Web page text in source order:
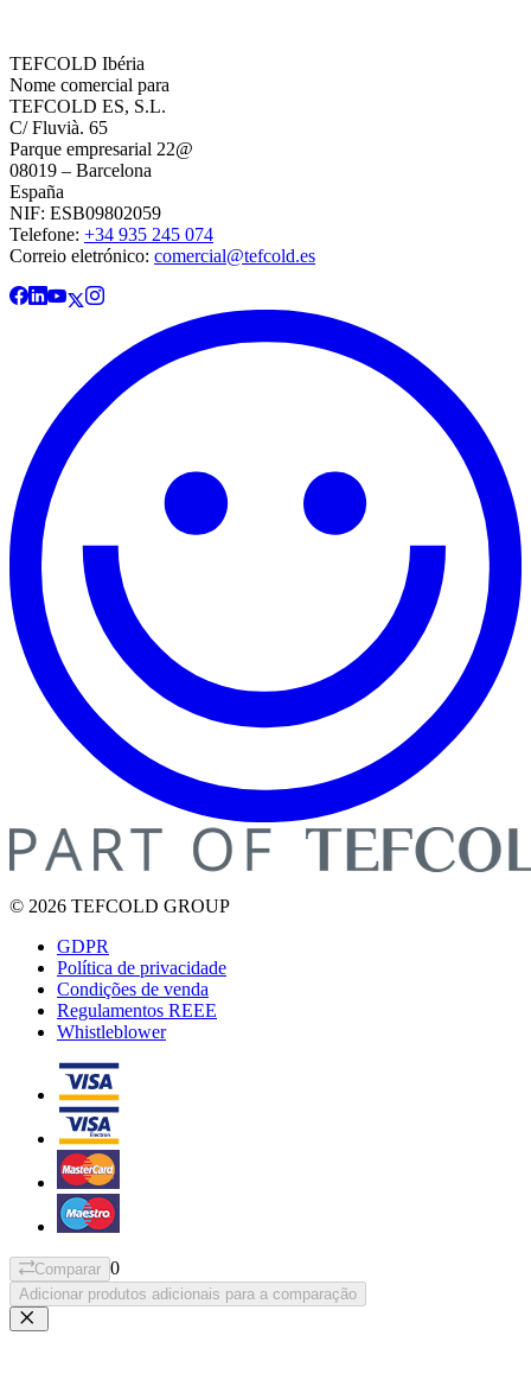
TEFCOLD Ibéria
Nome comercial para
TEFCOLD ES, S.L.
C/ Fluvià. 65
Parque empresarial 22@
08019 – Barcelona
España
NIF: ESB09802059
Telefone: +34 935 245 074
Correio eletrónico: comercial@tefcold.es
© 2026 TEFCOLD GROUP
GDPR
Política de privacidade
Condições de venda
Regulamentos REEE
Whistleblower
Comparar 0
Adicionar produtos adicionais para a comparação